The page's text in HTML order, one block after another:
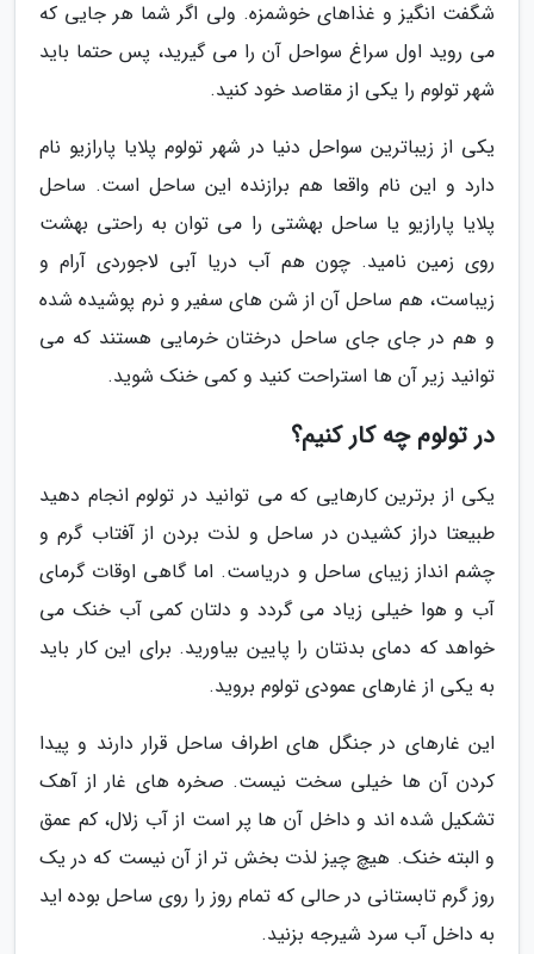
شگفت انگیز و غذاهای خوشمزه. ولی اگر شما هر جایی که
می روید اول سراغ سواحل آن را می گیرید، پس حتما باید
شهر تولوم را یکی از مقاصد خود کنید.
یکی از زیباترین سواحل دنیا در شهر تولوم پلایا پارازیو نام
دارد و این نام واقعا هم برازنده این ساحل است. ساحل
پلایا پارازیو یا ساحل بهشتی را می توان به راحتی بهشت
روی زمین نامید. چون هم آب دریا آبی لاجوردی آرام و
زیباست، هم ساحل آن از شن های سفیر و نرم پوشیده شده
و هم در جای جای ساحل درختان خرمایی هستند که می
توانید زیر آن ها استراحت کنید و کمی خنک شوید.
در تولوم چه کار کنیم؟
یکی از برترین کارهایی که می توانید در تولوم انجام دهید
طبیعتا دراز کشیدن در ساحل و لذت بردن از آفتاب گرم و
چشم انداز زیبای ساحل و دریاست. اما گاهی اوقات گرمای
آب و هوا خیلی زیاد می گردد و دلتان کمی آب خنک می
خواهد که دمای بدنتان را پایین بیاورید. برای این کار باید
به یکی از غارهای عمودی تولوم بروید.
این غارهای در جنگل های اطراف ساحل قرار دارند و پیدا
کردن آن ها خیلی سخت نیست. صخره های غار از آهک
تشکیل شده اند و داخل آن ها پر است از آب زلال، کم عمق
و البته خنک. هیچ چیز لذت بخش تر از آن نیست که در یک
روز گرم تابستانی در حالی که تمام روز را روی ساحل بوده اید
به داخل آب سرد شیرجه بزنید.